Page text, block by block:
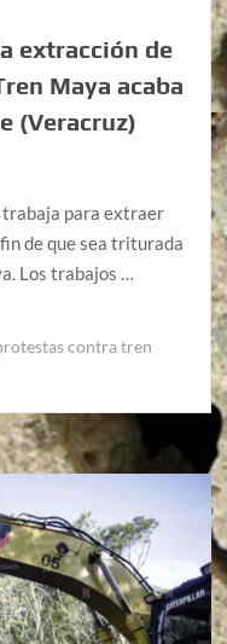
extracción de
Maya acaba
(Veracruz)
trabaja para extraer
de que sea triturada
Los trabajos …
contra tren